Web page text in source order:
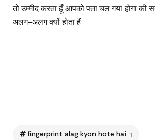
तो उम्मीद करता हूँ आपको पता चल गया होगा की
अलग-अलग क्यों होता हैं
fingerprint alag kyon hote hai 1